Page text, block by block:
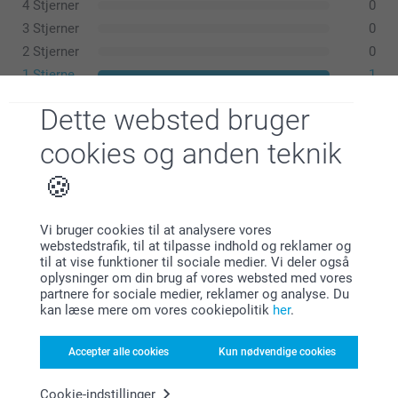
Dette websted bruger
cookies og anden teknik
Vi bruger cookies til at analysere vores
webstedstrafik, til at tilpasse indhold og reklamer og
til at vise funktioner til sociale medier. Vi deler også
oplysninger om din brug af vores websted med vores
partnere for sociale medier, reklamer og analyse. Du
kan læse mere om vores cookiepolitik her.
Accepter alle cookies Kun nødvendige cookies
Cookie-indstillinger
Trekantet konvolutlukning
4 Stjerner
0
3 Stjerner
0
2 Stjerner
0
1 Stjerne
1
Marianne,
30.08.2025
Det jeg bestilte blev ikke leveret
Vis reaktioner
02.09.2025
10:11
Hej Marianne
Vi beklager, at du ikke har modtaget hele din
bestilling
Hvis du stadig ikke har modtaget din ordre, så skriv
Lignende produkter
11,95 13,95